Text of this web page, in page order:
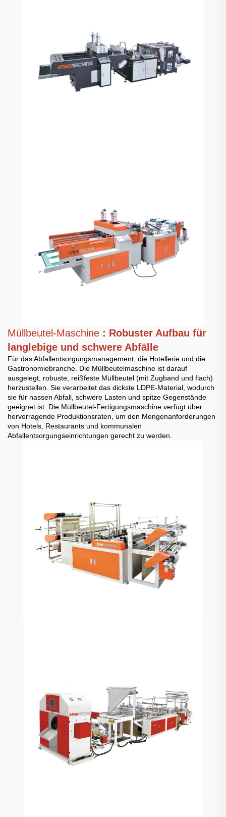
Müllbeutel-Maschine : Robuster Aufbau für
langlebige und schwere Abfälle
Für das Abfallentsorgungsmanagement, die Hotellerie und die
Gastronomiebranche. Die Müllbeutelmaschine ist darauf
ausgelegt, robuste, reißfeste Müllbeutel (mit Zugband und flach)
herzustellen. Sie verarbeitet das dickste LDPE-Material, wodurch
sie für nassen Abfall, schwere Lasten und spitze Gegenstände
geeignet ist. Die Müllbeutel-Fertigungsmaschine verfügt über
hervorragende Produktionsraten, um den Mengenanforderungen
von Hotels, Restaurants und kommunalen
Abfallentsorgungseinrichtungen gerecht zu werden.